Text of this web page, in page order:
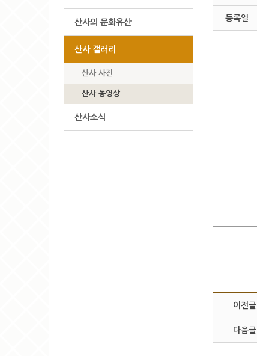
산사의 문화유산
산사 갤러리
산사 사진
산사 동영상
산사소식
등록일
이전글
다음글